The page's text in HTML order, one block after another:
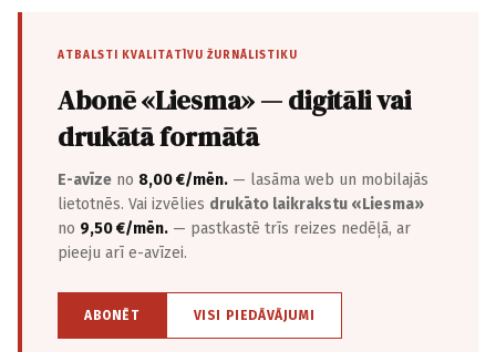
ATBALSTI KVALITATĪVU ŽURNĀLISTIKU
Abonē «Liesma» — digitāli vai
drukātā formātā
E-avīze no 8,00 €/mēn. — lasāma web un mobilajās
lietotnēs. Vai izvēlies drukāto laikrakstu «Liesma»
no 9,50 €/mēn. — pastkastē trīs reizes nedēļā, ar
pieeju arī e-avīzei.
ABONĒT VISI PIEDĀVĀJUMI